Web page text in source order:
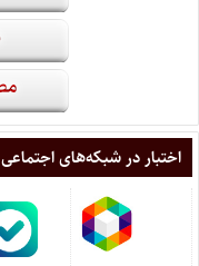
اختبار در شبکه‌های اجتماعی